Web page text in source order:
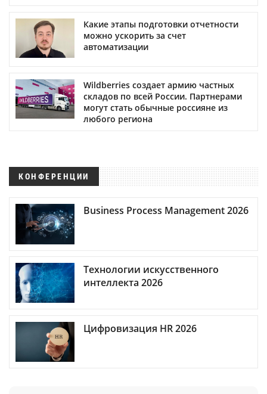
Какие этапы подготовки отчетности
можно ускорить за счет
автоматизации
Wildberries создает армию частных
складов по всей России. Партнерами
могут стать обычные россияне из
любого региона
КОНФЕРЕНЦИИ
Business Process Management 2026
Технологии искусственного
интеллекта 2026
Цифровизация HR 2026